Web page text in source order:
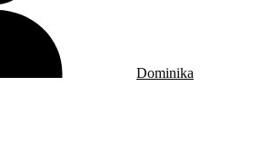
Dominika